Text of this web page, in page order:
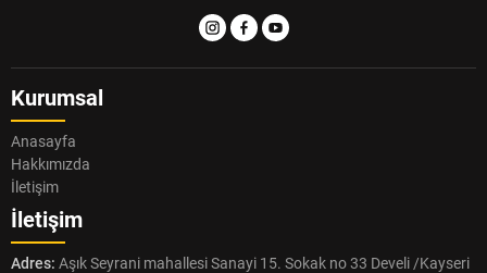
Kurumsal
Anasayfa
Hakkımızda
İletişim
İletişim
Adres: Aşık Seyrani mahallesi Sanayi 15. Sokak no 33 Develi /Kayseri